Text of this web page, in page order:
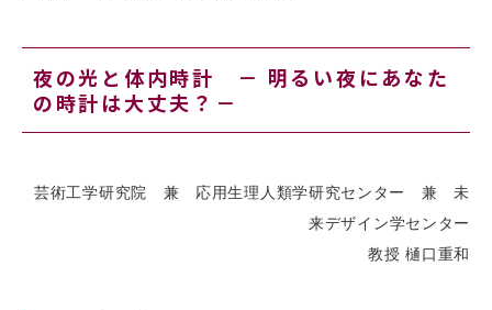
夜の光と体内時計 － 明るい夜にあなた
の時計は大丈夫？－
芸術工学研究院 兼 応用生理人類学研究センター 兼 未
来デザイン学センター
教授 樋口重和